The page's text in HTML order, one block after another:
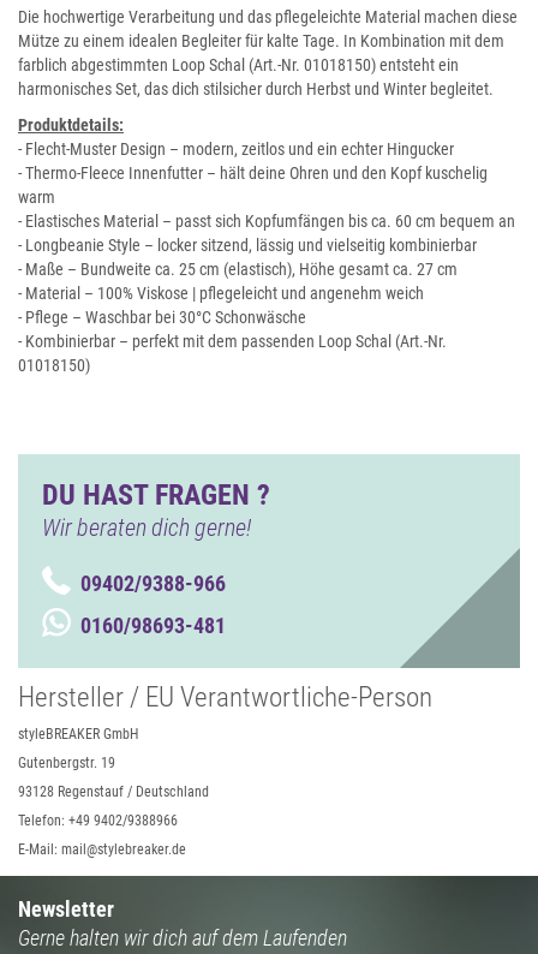
Die hochwertige Verarbeitung und das pflegeleichte Material machen diese
Mütze zu einem idealen Begleiter für kalte Tage. In Kombination mit dem
farblich abgestimmten Loop Schal (Art.-Nr. 01018150) entsteht ein
harmonisches Set, das dich stilsicher durch Herbst und Winter begleitet.
Produktdetails:
- Flecht-Muster Design – modern, zeitlos und ein echter Hingucker
- Thermo-Fleece Innenfutter – hält deine Ohren und den Kopf kuschelig
warm
- Elastisches Material – passt sich Kopfumfängen bis ca. 60 cm bequem an
- Longbeanie Style – locker sitzend, lässig und vielseitig kombinierbar
- Maße – Bundweite ca. 25 cm (elastisch), Höhe gesamt ca. 27 cm
- Material – 100% Viskose | pflegeleicht und angenehm weich
- Pflege – Waschbar bei 30°C Schonwäsche
- Kombinierbar – perfekt mit dem passenden Loop Schal (Art.-Nr.
01018150)
DU HAST FRAGEN ?
Wir beraten dich gerne!
09402/9388-966
0160/98693-481
Hersteller / EU Verantwortliche-Person
styleBREAKER GmbH
Gutenbergstr. 19
93128 Regenstauf / Deutschland
Telefon: +49 9402/9388966
E-Mail: mail@stylebreaker.de
Newsletter
Gerne halten wir dich auf dem Laufenden